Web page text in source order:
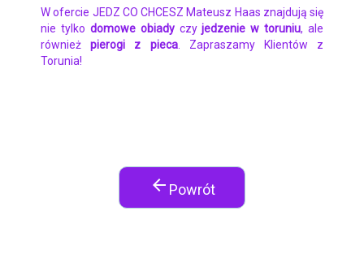
W ofercie JEDZ CO CHCESZ Mateusz Haas znajdują się
nie tylko domowe obiadyczyjedzenie w toruniu, ale
równieżpierogi z pieca. Zapraszamy Klientów z
Torunia!
arrow_back Powrót